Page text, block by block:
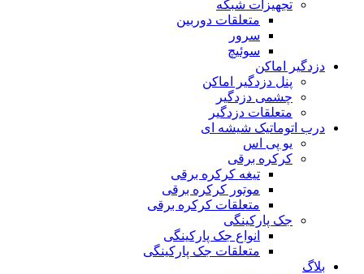
تجهیزات شبکه
متعلقات دوربین
سرور
سوئیچ
دزدگیر اماکن
پنل دزدگیر اماکن
چشمی دزدگیر
متعلقات دزدگیر
درب اتوماتیک شیشه ای
یو پی اس
کرکره برقی
تیغه کرکره برقی
موتور کرکره برقی
متعلقات کرکره برقی
جک پارکینگی
انواع جک پارکینگی
متعلقات جک پارکینگی
بلاگ